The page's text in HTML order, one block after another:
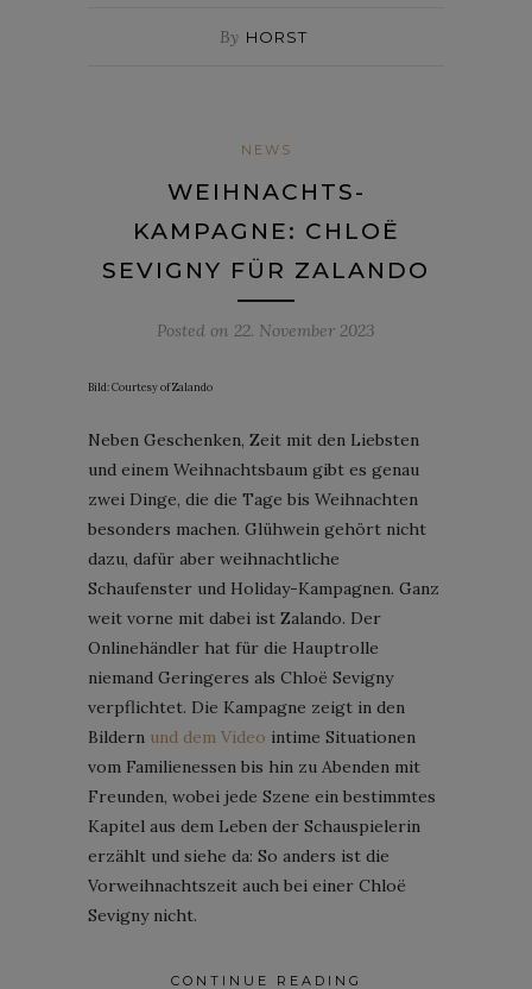
By HORST
NEWS
WEIHNACHTS-
KAMPAGNE: CHLOË
SEVIGNY FÜR ZALANDO
Posted on 22. November 2023
Bild: Courtesy of Zalando
Neben Geschenken, Zeit mit den Liebsten
und einem Weihnachtsbaum gibt es genau
zwei Dinge, die die Tage bis Weihnachten
besonders machen. Glühwein gehört nicht
dazu, dafür aber weihnachtliche
Schaufenster und Holiday-Kampagnen. Ganz
weit vorne mit dabei ist Zalando. Der
Onlinehändler hat für die Hauptrolle
niemand Geringeres als Chloë Sevigny
verpflichtet. Die Kampagne zeigt in den
Bildern und dem Video intime Situationen
vom Familienessen bis hin zu Abenden mit
Freunden, wobei jede Szene ein bestimmtes
Kapitel aus dem Leben der Schauspielerin
erzählt und siehe da: So anders ist die
Vorweihnachtszeit auch bei einer Chloë
Sevigny nicht.
CONTINUE READING